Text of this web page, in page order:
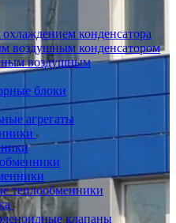
конденсатора
воздушным конденсатором
воздушным
блоки
агрегаты
теплообменники
клапаны